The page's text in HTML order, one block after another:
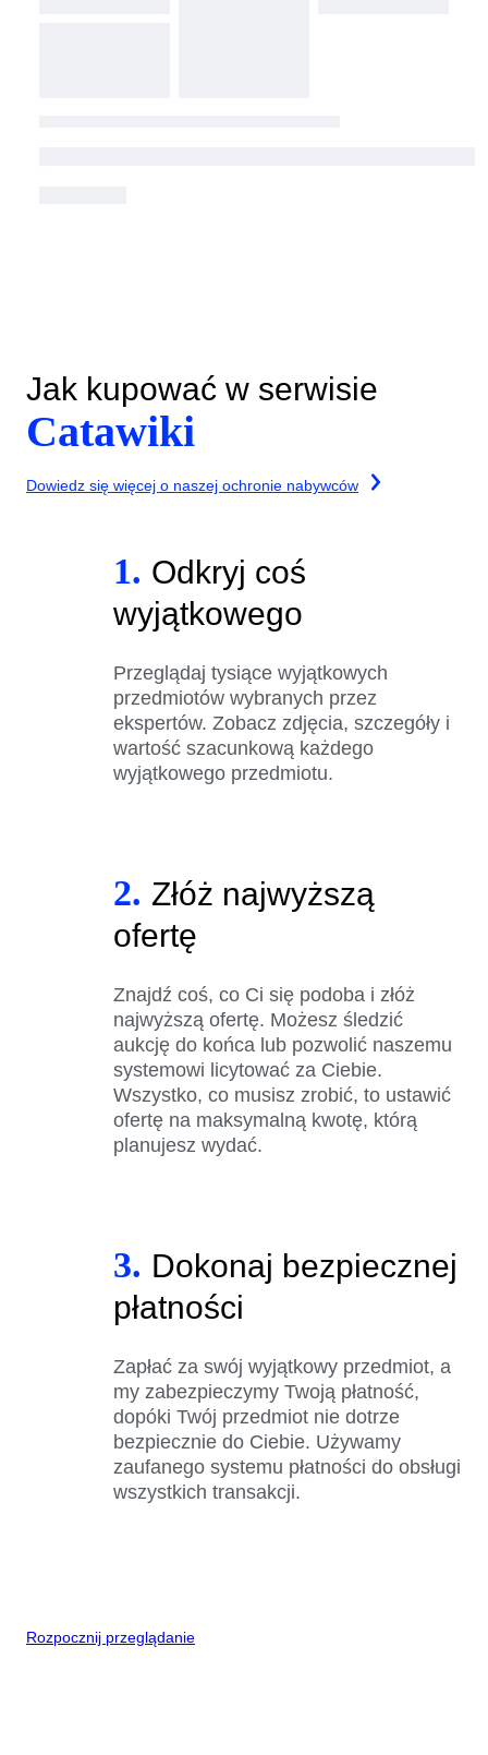
Jak kupować w serwisie
Catawiki
Dowiedz się więcej o naszej ochronie nabywców
1. Odkryj coś
wyjątkowego
Przeglądaj tysiące wyjątkowych
przedmiotów wybranych przez
ekspertów. Zobacz zdjęcia, szczegóły i
wartość szacunkową każdego
wyjątkowego przedmiotu.
2. Złóż najwyższą
ofertę
Znajdź coś, co Ci się podoba i złóż
najwyższą ofertę. Możesz śledzić
aukcję do końca lub pozwolić naszemu
systemowi licytować za Ciebie.
Wszystko, co musisz zrobić, to ustawić
ofertę na maksymalną kwotę, którą
planujesz wydać.
3. Dokonaj bezpiecznej
płatności
Zapłać za swój wyjątkowy przedmiot, a
my zabezpieczymy Twoją płatność,
dopóki Twój przedmiot nie dotrze
bezpiecznie do Ciebie. Używamy
zaufanego systemu płatności do obsługi
wszystkich transakcji.
Rozpocznij przeglądanie